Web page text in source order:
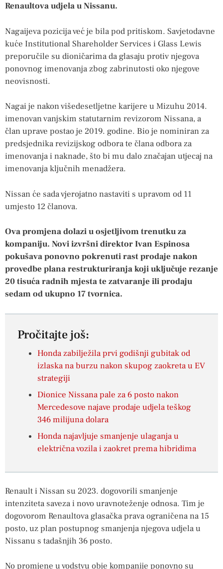
Renaultova udjela u Nissanu.
Nagaijeva pozicija već je bila pod pritiskom. Savjetodavne
kuće Institutional Shareholder Services i Glass Lewis
preporučile su dioničarima da glasaju protiv njegova
ponovnog imenovanja zbog zabrinutosti oko njegove
neovisnosti.
Nagai je nakon višedesetljetne karijere u Mizuhu 2014.
imenovan vanjskim statutarnim revizorom Nissana, a
član uprave postao je 2019. godine. Bio je nominiran za
predsjednika revizijskog odbora te člana odbora za
imenovanja i naknade, što bi mu dalo značajan utjecaj na
imenovanja ključnih menadžera.
Nissan će sada vjerojatno nastaviti s upravom od 11
umjesto 12 članova.
Ova promjena dolazi u osjetljivom trenutku za
kompaniju. Novi izvršni direktor Ivan Espinosa
pokušava ponovno pokrenuti rast prodaje nakon
provedbe plana restrukturiranja koji uključuje rezanje
20 tisuća radnih mjesta te zatvaranje ili prodaju
sedam od ukupno 17 tvornica.
Pročitajte još:
Honda zabilježila prvi godišnji gubitak od
izlaska na burzu nakon skupog zaokreta u EV
strategiji
Dionice Nissana pale za 6 posto nakon
Mercedesove najave prodaje udjela teškog
346 milijuna dolara
Honda najavljuje smanjenje ulaganja u
električna vozila i zaokret prema hibridima
Renault i Nissan su 2023. dogovorili smanjenje
intenziteta saveza i novo uravnoteženje odnosa. Tim je
dogovorom Renaultova glasačka prava ograničena na 15
posto, uz plan postupnog smanjenja njegova udjela u
Nissanu s tadašnjih 36 posto.
No promjene u vodstvu obje kompanije ponovno su